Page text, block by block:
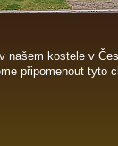
našem kostele v
připomenout tyto